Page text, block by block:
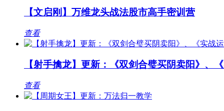
【文启刚】万维龙头战法股市高手密训营
查看
【射手擒龙】更新：《双剑合璧买阴卖阳》、《
查看